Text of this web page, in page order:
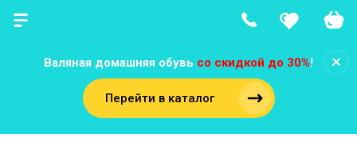
Валяная домашняя обувь со скидкой до 30%!
Перейти в каталог